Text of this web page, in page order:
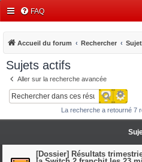
FAQ
Accueil du forum Rechercher
Sujets actifs
Aller sur la recherche avancée
La recherche a retourné 7
[Dossier] Résultats